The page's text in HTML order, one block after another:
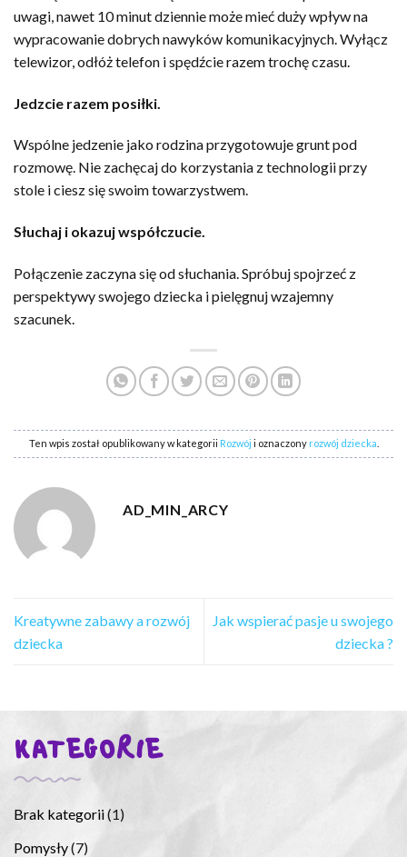
uwagi, nawet 10 minut dziennie może mieć duży wpływ na
wypracowanie dobrych nawyków komunikacyjnych. Wyłącz
telewizor, odłóż telefon i spędźcie razem trochę czasu.
Jedzcie razem posiłki.
Wspólne jedzenie jako rodzina przygotowuje grunt pod
rozmowę. Nie zachęcaj do korzystania z technologii przy
stole i ciesz się swoim towarzystwem.
Słuchaj i okazuj współczucie.
Połączenie zaczyna się od słuchania. Spróbuj spojrzeć z
perspektywy swojego dziecka i pielęgnuj wzajemny
szacunek.
Ten wpis został opublikowany w kategorii Rozwój i oznaczony rozwój dziecka
AD_MIN_ARCY
Kreatywne zabawy a rozwój
dziecka
Jak wspierać pasje u swojego
dziecka ?
KATEGORIE
Brak kategorii(1)
Pomysły(7)